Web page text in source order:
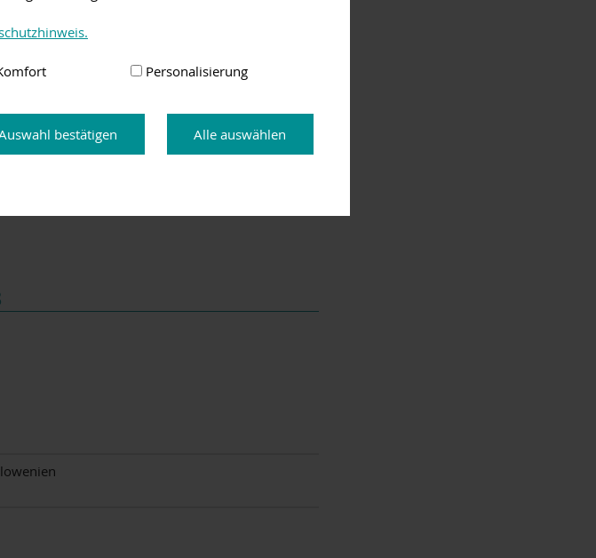
Personalisierung
bestätigen Alle auswählen
sich der Chor weiter, neue musikalische
Namen „intakt – der Chor“.
hervorragende Ergebnisse.
wird der Chor von der Opernsängerin und
die Liebe zur weltumfassenden Musik
Pianisten Bigbands und Combos, Jazz-
Hugo Wolf“ aus Maribor in Slowenien